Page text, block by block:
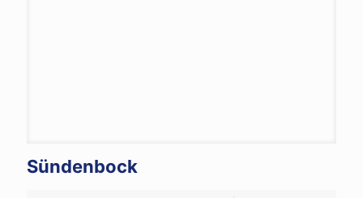
Sündenbock